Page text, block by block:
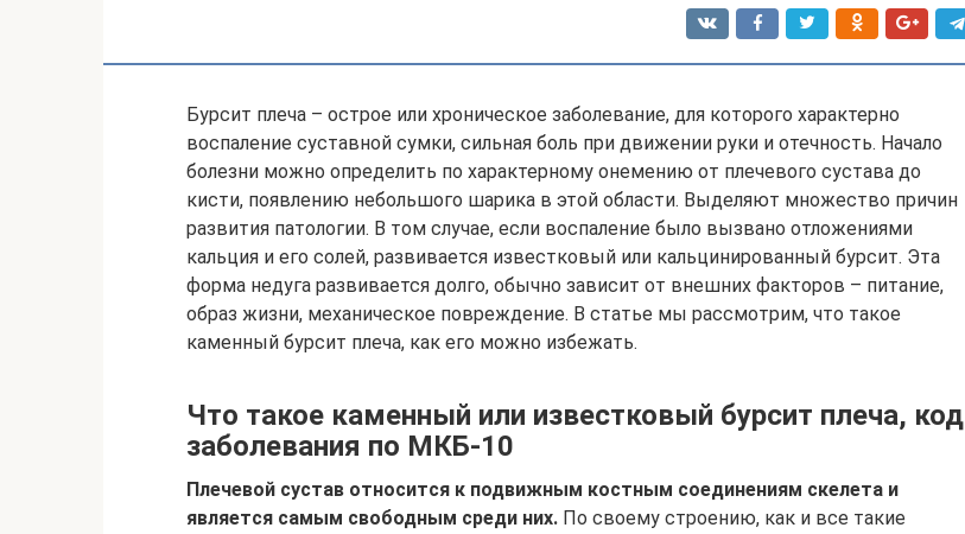
Бурсит плеча – острое или хроническое заболевание, для которого характерно
воспаление суставной сумки, сильная боль при движении руки и отечность. Начало
болезни можно определить по характерному онемению от плечевого сустава до
кисти, появлению небольшого шарика в этой области. Выделяют множество причин
развития патологии. В том случае, если воспаление было вызвано отложениями
кальция и его солей, развивается известковый или кальцинированный бурсит. Эта
форма недуга развивается долго, обычно зависит от внешних факторов – питание,
образ жизни, механическое повреждение. В статье мы рассмотрим, что такое
каменный бурсит плеча, как его можно избежать.
Что такое каменный или известковый бурсит плеча, код
заболевания по МКБ-10
Плечевой сустав относится к подвижным костным соединениям скелета и
является самым свободным среди них. По своему строению, как и все такие